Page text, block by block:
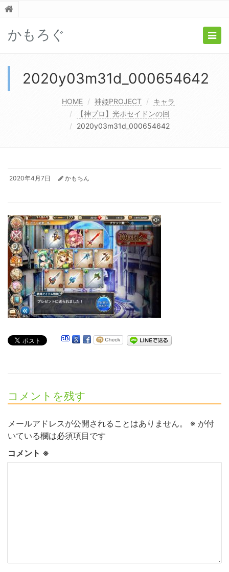
かもろぐ
2020y03m31d_000654642
HOME 神姫PROJECT
キャラ
【神プロ】光ポセイドンの回
2020y03m31d_000654642
2020年4月7日 かもちん
コメントを残す
メールアドレスが公開されることはありません。 ※ が付
いている欄は必須項目です
コメント ※